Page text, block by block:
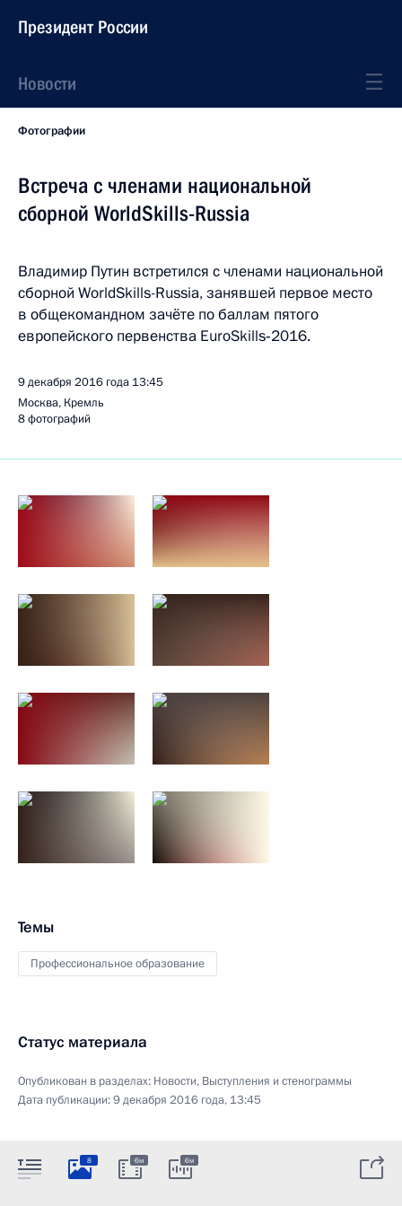
Президент России
Новости
Фотографии
Встреча с членами национальной
сборной WorldSkills-Russia
Владимир Путин встретился с членами национальной
сборной WorldSkills-Russia, занявшей первое место
в общекомандном зачёте по баллам пятого
европейского первенства EuroSkills‑2016.
9 декабря 2016 года 13:45
Москва, Кремль
8 фотографий
Темы
Профессиональное образование
Статус материала
Опубликован в разделах: Новости, Выступления и стенограммы
Дата публикации:9 декабря 2016 года, 13:45
8 6м 6м